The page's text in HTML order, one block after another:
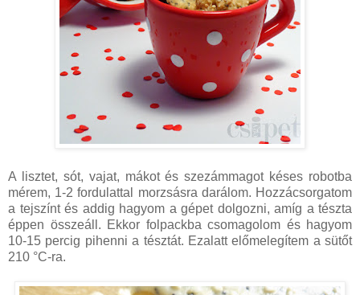
A lisztet, sót, vajat, mákot és szezámmagot késes robotba
mérem, 1-2 fordulattal morzsásra darálom. Hozzácsorgatom
a tejszínt és addig hagyom a gépet dolgozni, amíg a tészta
éppen összeáll. Ekkor folpackba csomagolom és hagyom
10-15 percig pihenni a tésztát. Ezalatt előmelegítem a sütőt
210 °C-ra.